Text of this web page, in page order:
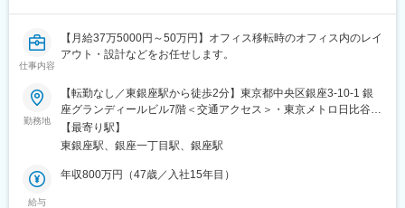
仕事内容
【月給37万5000円～50万円】オフィス移転時のオフィス内のレイ
アウト・設計などをお任せします。
勤務地
【転勤なし／東銀座駅から徒歩2分】東京都中央区銀座3-10-1 銀
座グランディールビル7階＜交通アクセス＞・東京メトロ日比谷線
／都営浅草線 「東銀座駅」A8出口徒歩2分・東京メトロ有楽町
線 「銀座一丁目駅」徒歩6分・東京メトロ銀座線／丸の内線/日
町駅」徒歩8分★ランチやショッピング・ディナーも楽しめる好立
【最寄り駅】
東銀座駅、銀座一丁目駅、銀座駅
給与
年収800万円（47歳／入社15年目）